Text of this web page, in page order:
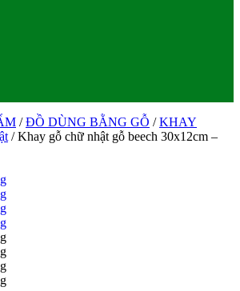
/ĐỒ DÙNG BẰNG GỖ /KHAY
/ Khay gỗ chữ nhật gỗ beech 30x12cm –